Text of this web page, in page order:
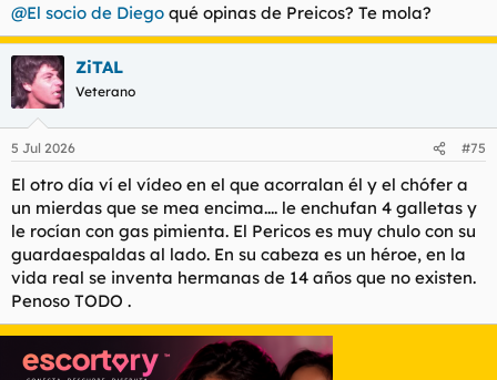
@El socio de Diego qué opinas de Preicos? Te mola?
ZiTAL
Veterano
5 Jul 2026 #75
El otro día ví el vídeo en el que acorralan él y el chófer a
un mierdas que se mea encima.... le enchufan 4 galletas y
le rocían con gas pimienta. El Pericos es muy chulo con su
guardaespaldas al lado. En su cabeza es un héroe, en la
vida real se inventa hermanas de 14 años que no existen.
Penoso TODO .